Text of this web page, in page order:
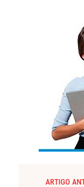
ARTIGO